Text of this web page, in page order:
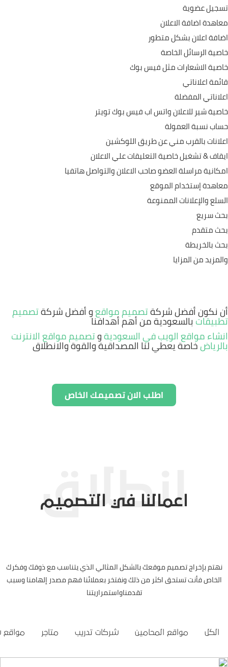
تسجيل عضوية
معاهدة اضافة الاعلان
اضافة اعلان بشكل متطور
خاصية الرسائل الخاصة
خاصية الاشعارات مثل فيس بوك
قائمة اعلاناتي
اعلاناتي المفضلة
خاصية شير للاعلان واتس اب فيس بوك تويتر
حساب نسبة العمولة
اعلانات بالقرب مني عن طريق اللوكشين
ايقاف & تشغيل خاصية التعليقات علي الاعلان
امكانية مراسلة العضو صاحب الاعلان والتواصل هاتفيا
معاهدة إستخدام الموقع
السلع والإعلانات الممنوعة
بحث سريع
بحث متقدم
بحث بالخريطة
والمزيد من المزايا
أن نكون أفضل شركةتصميم مواقعو أفضل شركةتصميم
تطبيقات بالسعودية من أهم أهدافنا
انشاء مواقع الويب في السعوديةوتصميم مواقع الانترنت
بالرياضخاصة يعطي لنا المصداقية والقوة والانطلاق
اطلب الان تصميمك الخاص
اعمالنا في التصميم
نهتم بإخراج تصميم موقعك بالشكل المثالي الذي يتناسب مع ذوقك وفكرك
الخاص فأنت تستحق اكثر من ذلك ونفتخر بعملائنا فهم مصدر إلهامنا وسبب
تقدمناواستمراريتنا
الكل مواقع المحامين شركات تدريب متاجر مواقع